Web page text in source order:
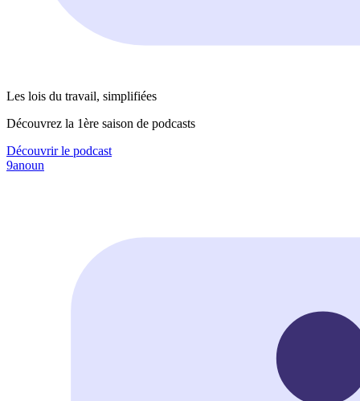
Les lois du travail, simplifiées
Découvrez la 1ère saison de podcasts
Découvrir le podcast
9anoun